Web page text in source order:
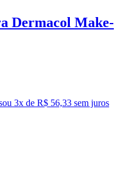
Dermacol Make-
ou 3x de R$ 56,33 sem juros